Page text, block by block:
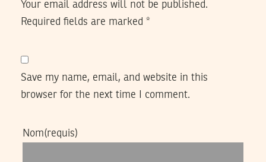
Your email address will not be published.
Required fields are marked *
Save my name, email, and website in this
browser for the next time I comment.
Nom(requis)